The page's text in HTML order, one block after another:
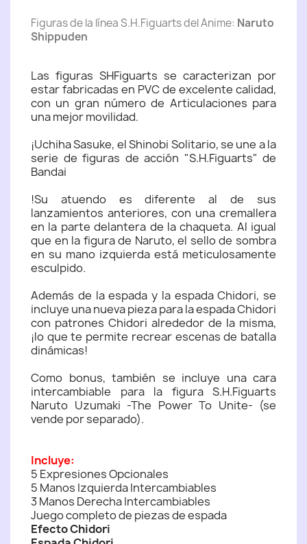
Figuras de la línea S.H.Figuarts del Anime: Naruto
Shippuden
Las figuras SHFiguarts se caracterizan por
estar fabricadas en PVC de excelente calidad,
con un gran número de Articulaciones para
una mejor movilidad.
¡Uchiha Sasuke, el Shinobi Solitario, se une a la
serie de figuras de acción "S.H.Figuarts" de
Bandai
!Su atuendo es diferente al de sus
lanzamientos anteriores, con una cremallera
en la parte delantera de la chaqueta. Al igual
que en la figura de Naruto, el sello de sombra
en su mano izquierda está meticulosamente
esculpido.
Además de la espada y la espada Chidori, se
incluye una nueva pieza para la espada Chidori
con patrones Chidori alrededor de la misma,
¡lo que te permite recrear escenas de batalla
dinámicas!
Como bonus, también se incluye una cara
intercambiable para la figura S.H.Figuarts
Naruto Uzumaki -The Power To Unite- (se
vende por separado).
Incluye:
5 Expresiones Opcionales
5 Manos Izquierda Intercambiables
3 Manos Derecha Intercambiables
Juego completo de piezas de espada
Efecto Chidori